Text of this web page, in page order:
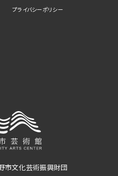
プライバシーポリシー
市文化芸術振興財団